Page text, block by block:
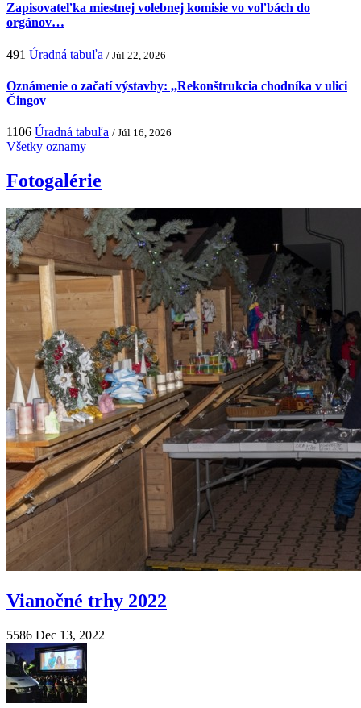
Zapisovateľka miestnej volebnej komisie vo voľbách do
orgánov…
491 Úradná tabuľa / Júl 22, 2026
Oznámenie o začatí výstavby: ,,Rekonštrukcia chodníka v ulici
Čingov
1106 Úradná tabuľa / Júl 16, 2026
Všetky oznamy
Fotogalérie
Vianočné trhy 2022
5586 Dec 13, 2022